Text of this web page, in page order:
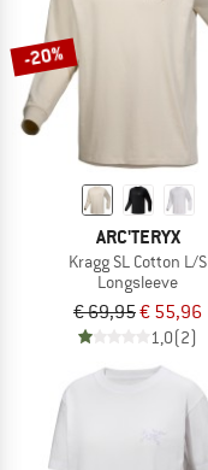
-20%
ARC'TERYX
Kragg SL Cotton L/S
Longsleeve
€ 69,95€ 55,96
1,0(2)